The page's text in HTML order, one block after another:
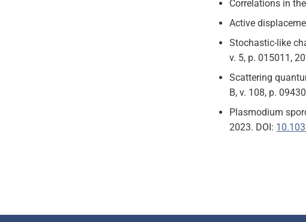
Correlations in
Active
Stochastic-like
v. 5, p. 015011,
Scattering
B, v. 108, p.
Plasmodium
2023. DOI: